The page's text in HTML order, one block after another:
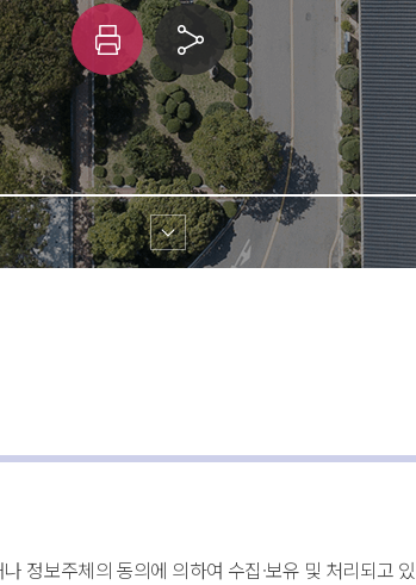
쇄
링
크
공유
정보주체의 동의에 의하여 수집·보유 및 처리되고